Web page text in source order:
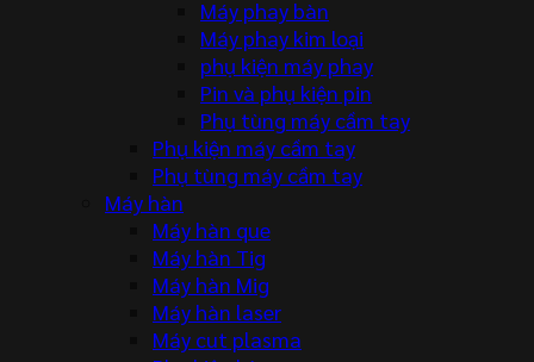
Máy phay bàn
Máy phay kim loại
phụ kiện máy phay
Pin và phụ kiện pin
Phụ tùng máy cầm tay
Phụ kiện máy cầm tay
Phụ tùng máy cầm tay
Máy hàn
Máy hàn que
Máy hàn Tig
Máy hàn Mig
Máy hàn laser
Máy cut plasma